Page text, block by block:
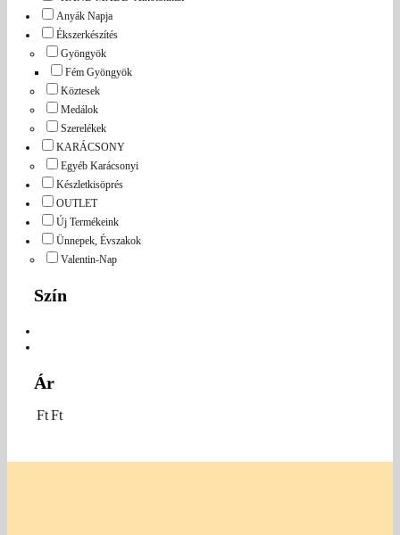
Anyák Napja
Ékszerkészítés
Gyöngyök
Fém Gyöngyök
Köztesek
Medálok
Szerelékek
KARÁCSONY
Egyéb Karácsonyi
Készletkisöprés
OUTLET
Új Termékeink
Ünnepek, Évszakok
Valentin-Nap
Szín
Ár
FtFt